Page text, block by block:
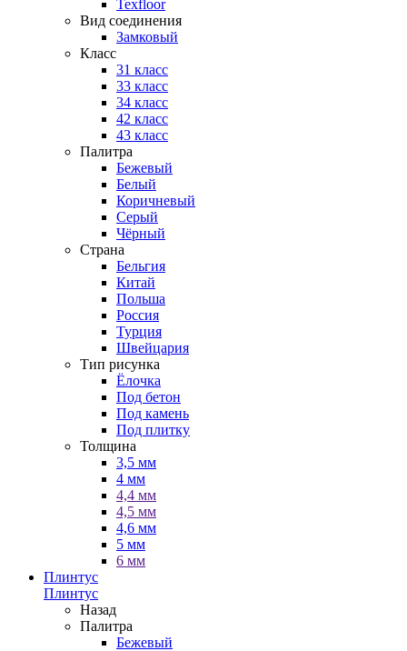
Texfloor
Вид соединения
Замковый
Класс
31 класс
33 класс
34 класс
42 класс
43 класс
Палитра
Бежевый
Белый
Коричневый
Серый
Чёрный
Страна
Бельгия
Китай
Польша
Россия
Турция
Швейцария
Тип рисунка
Ёлочка
Под бетон
Под камень
Под плитку
Толщина
3,5 мм
4 мм
4,4 мм
4,5 мм
4,6 мм
5 мм
6 мм
Плинтус
Плинтус
Назад
Палитра
Бежевый